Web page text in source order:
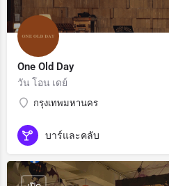
One Old Day
วัน โอน เดย์
กรุงเทพมหานคร
บาร์และคลับ